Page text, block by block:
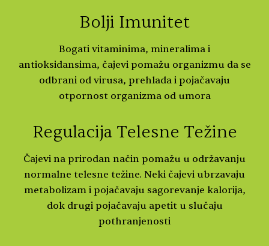
Bolji Imunitet
Bogati vitaminima, mineralima i
antioksidansima, čajevi pomažu organizmu da se
odbrani od virusa, prehlada i pojačavaju
otpornost organizma od umora
Regulacija Telesne Težine
Čajevi na prirodan način pomažu u održavanju
normalne telesne težine. Neki čajevi ubrzavaju
metabolizam i pojačavaju sagorevanje kalorija,
dok drugi pojačavaju apetit u slučaju
pothranjenosti